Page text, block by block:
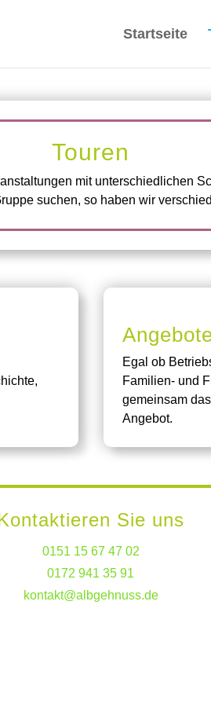
Startseite
Touren
mit unterschiedlichen
suchen, so haben wir
Egal ob
Familien- und
gemeinsam
Angebot.
Sie uns
0151 15 67 47 02
0172 941 35 91
kontakt@albgehnuss.de